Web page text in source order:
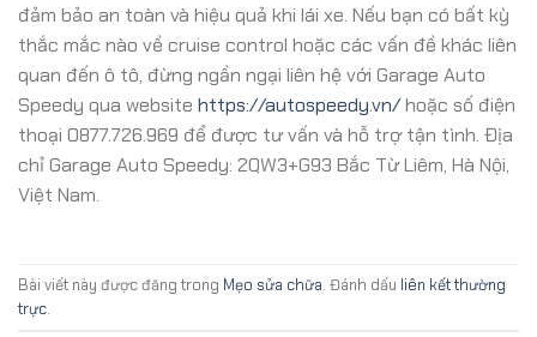
đảm bảo an toàn và hiệu quả khi lái xe. Nếu bạn có bất kỳ
thắc mắc nào về cruise control hoặc các vấn đề khác liên
quan đến ô tô, đừng ngần ngại liên hệ với Garage Auto
Speedy qua website https://autospeedy.vn/hoặc số điện
thoại 0877.726.969 để được tư vấn và hỗ trợ tận tình. Địa
chỉ Garage Auto Speedy: 2QW3+G93 Bắc Từ Liêm, Hà Nội,
Việt Nam.
Bài viết này được đăng trong Mẹo sửa chữa. Đánh dấu liên kết thường
trực.